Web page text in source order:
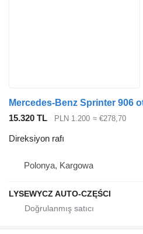
Mercedes-Benz Sprinter 906
15.320 TL
PLN 1.200 ≈ €278,70
Direksiyon rafı
Polonya, Kargowa
LYSEWYCZ AUTO-CZĘŚCI